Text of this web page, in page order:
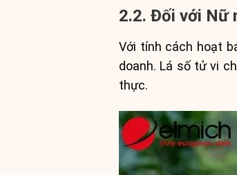
2.2. Đối với Nữ
Với tính cách hoạt
doanh. Lá số tử vi
thực.